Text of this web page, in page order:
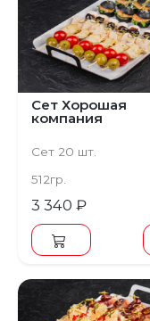
Сет Хорошая
компания
Сет 20 шт.
512гр.
3 340 ₽